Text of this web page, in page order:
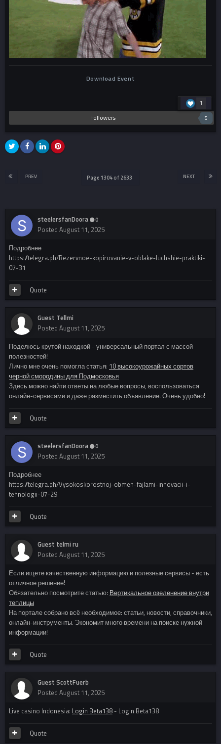
1
Download Event
Followers 5
PREV NEXT
Page 1304 of 2633
steelersfanDoora 0
Posted August 11, 2025
Подробнее
https://telegra.ph/Rezervnoe-kopirovanie-v-oblake-luchshie-praktiki-
07-31
Quote
Guest Tellmi
Posted August 11, 2025
Поделюсь крутой находкой - универсальный портал с массой
полезностей!
Лично мне очень помогла статья: 10 высокоурожайных сортов
черной смородины для Подмосковья
Здесь можно найти ответы на любые вопросы, воспользоваться
онлайн-сервисами и даже разместить объявление. Очень удобно!
Quote
steelersfanDoora 0
Posted August 11, 2025
Подробнее
https://telegra.ph/Vysokoskorostnoj-obmen-fajlami-innovacii-i-
tehnologii-07-29
Quote
Guest telmi ru
Posted August 11, 2025
Если ищете качественную информацию и полезные сервисы - есть
отличное решение!
Обязательно посмотрите статью: Вертикальное озеленение внутри
теплицы
На портале собрано всё необходимое: статьи, новости, справочники,
онлайн-инструменты. Экономит много времени на поиске нужной
информации!
Quote
Guest ScottFuerb
Posted August 11, 2025
Live casino Indonesia: Login Beta138 - Login Beta138
Quote